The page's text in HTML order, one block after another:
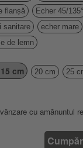
flanșă Echer 45/135°
sanitare
echer mare
de lemn
cm 20 cm 25
cu amănuntul